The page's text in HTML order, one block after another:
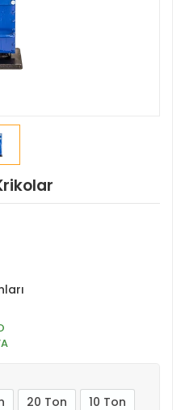
20 Ton 10 Ton